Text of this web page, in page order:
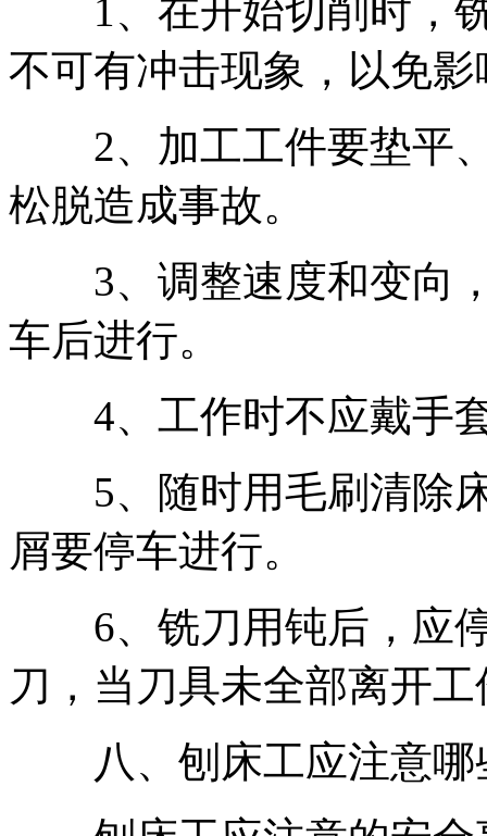
1、在开始切削时，铣
不可有冲击现象，以免
2、加工工件要垫平、
松脱造成事故。
3、调整速度和变向，
车后进行。
4、工作时不应戴手
5、随时用毛刷清除床
屑要停车进行。
6、铣刀用钝后，应停
刀，当刀具未全部离开
八、刨床工应注意哪